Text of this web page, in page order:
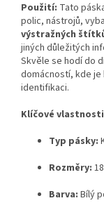
Použití: Tato
polic, nástrojů,
výstražných
jiných důležitých
Skvěle se hodí do
domácností, kde je
identifikaci.
Klíčové
Typ pásky:
Rozměry:
Barva: Bílý